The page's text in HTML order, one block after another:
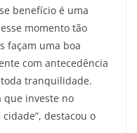
benefício é uma
momento tão
façam uma boa
com antecedência
toda tranquilidade.
que investe no
destacou o